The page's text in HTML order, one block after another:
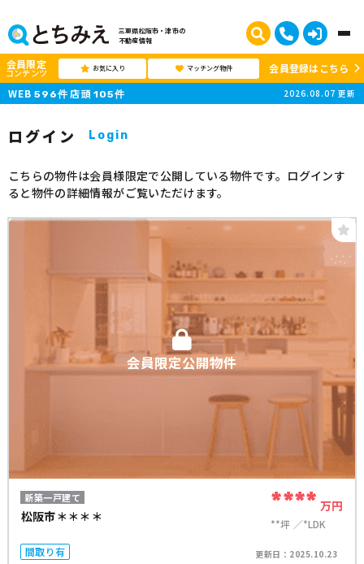
三重県松阪市・津市の
不動産情報
会員限定
コンテンツ お気に入り マッチング物件
会員登録はこちら
WEB 596件 店頭 105件 2026.08.07 更新
ログイン Login
こちらの物件は会員様限定で公開している物件です。ログインす
ると物件の詳細情報がご覧いただけます。
会員限定公開物件
新築一戸建て
松阪市＊＊＊＊ **** 万円
**坪
*LDK
間取り有
更新日： 2025.10.23